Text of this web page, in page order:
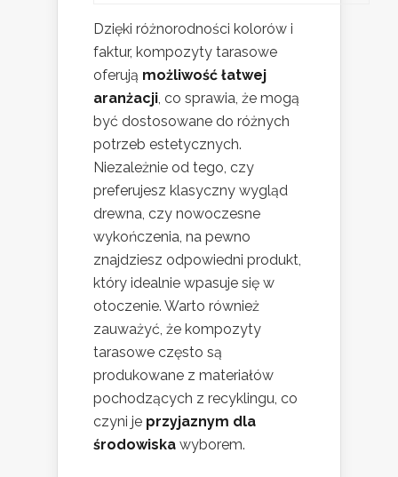
Dzięki różnorodności kolorów i
faktur, kompozyty tarasowe
oferują możliwość łatwej
aranżacji, co sprawia, że mogą
być dostosowane do różnych
potrzeb estetycznych.
Niezależnie od tego, czy
preferujesz klasyczny wygląd
drewna, czy nowoczesne
wykończenia, na pewno
znajdziesz odpowiedni produkt,
który idealnie wpasuje się w
otoczenie. Warto również
zauważyć, że kompozyty
tarasowe często są
produkowane z materiałów
pochodzących z recyklingu, co
czyni je przyjaznym dla
środowiska wyborem.